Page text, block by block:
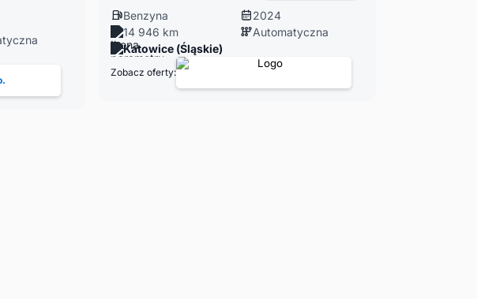
Benzyna
2024
14 946 km
Automatyczna
Katowice (Śląskie)
Zobacz oferty: